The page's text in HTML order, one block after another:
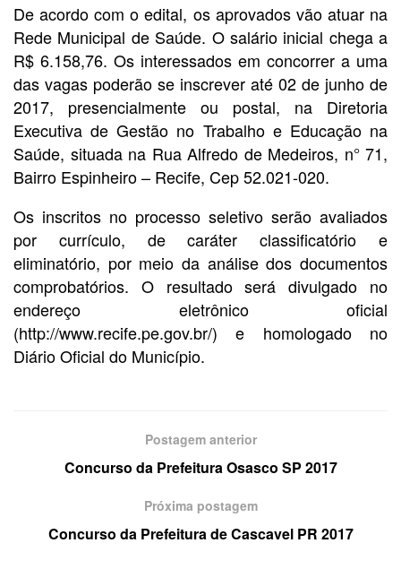
De acordo com o edital, os aprovados vão atuar na
Rede Municipal de Saúde. O salário inicial chega a
R$ 6.158,76. Os interessados em concorrer a uma
das vagas poderão se inscrever até 02 de junho de
2017, presencialmente ou postal, na Diretoria
Executiva de Gestão no Trabalho e Educação na
Saúde, situada na Rua Alfredo de Medeiros, n° 71,
Bairro Espinheiro – Recife, Cep 52.021-020.
Os inscritos no processo seletivo serão avaliados
por currículo, de caráter classificatório e
eliminatório, por meio da análise dos documentos
comprobatórios. O resultado será divulgado no
endereço eletrônico oficial
(http://www.recife.pe.gov.br/) e homologado no
Diário Oficial do Município.
Postagem anterior
Concurso da Prefeitura Osasco SP 2017
Próxima postagem
Concurso da Prefeitura de Cascavel PR 2017